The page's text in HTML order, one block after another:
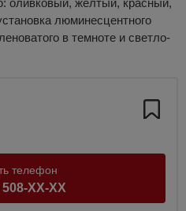
люминесцентного
в темноте и светло-
телефон
XX-XX